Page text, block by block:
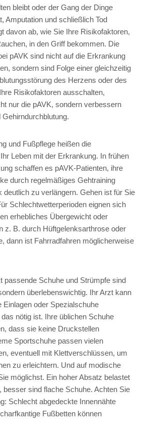
bleibt oder der Gang der Dinge
Amputation und schließlich Tod
davon ab, wie Sie Ihre Risikofaktoren,
in den Griff bekommen. Die
pAVK sind nicht auf die Erkrankung
sondern sind Folge einer gleichzeitig
des Herzens oder des
Risikofaktoren ausschalten,
nur die pAVK, sondern verbessern
und Fußpflege heißen die
Leben mit der Erkrankung. In frühen
schaffen es pAVK-Patienten, ihre
durch regelmäßiges Gehtraining
deutlich zu verlängern. Gehen ist für Sie
Schlechtwetterperioden eignen sich
erhebliches Übergewicht oder
z. B. durch Hüftgelenksarthrose oder
dann ist Fahrradfahren möglicherweise
passende Schuhe und Strümpfe sind
überlebenswichtig. Ihr Arzt kann
Einlagen oder Spezialschuhe
nötig ist. Ihre üblichen Schuhe
dass sie keine Druckstellen
Sportschuhe passen vielen
eventuell mit Klettverschlüssen, um
zu erleichtern. Und auf modische
möglichst. Ein hoher Absatz belastet
besser sind flache Schuhe. Achten Sie
Schlecht abgedeckte Innennähte
Fußbetten können